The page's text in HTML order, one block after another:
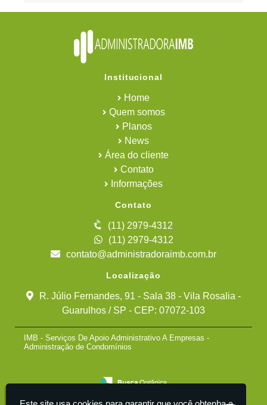
Institucional
Home
Quem somos
Planos
News
Área do cliente
Contato
Informações
Contato
(11) 2979-4312
(11) 2979-4312
contato@administradoraimb.com.br
Localização
R. Júlio Fernandes, 91 - Sala 38 - Vila Rosalia -
Guarulhos / SP - CEP: 07072-103
IMB - Serviços De Apoio Administrativo A Empresas -
Administração de Condomínios